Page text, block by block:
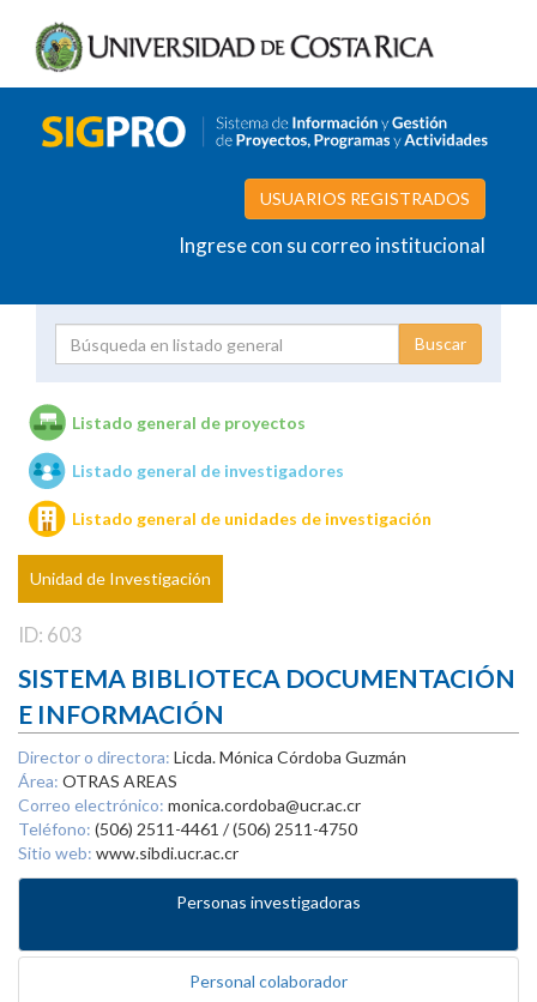
USUARIOS REGISTRADOS
Ingrese con su correo institucional
Unidades de investigación
Listado general de proyectos
Listado general de investigadores
Listado general de unidades de investigación
Unidad de Investigación
ID: 603
SISTEMA BIBLIOTECA DOCUMENTACIÓN
E INFORMACIÓN
Director o directora: Licda. Mónica Córdoba Guzmán
Área: OTRAS AREAS
Correo electrónico: monica.cordoba@ucr.ac.cr
Teléfono: (506) 2511-4461 / (506) 2511-4750
Sitio web: www.sibdi.ucr.ac.cr
Personas investigadoras
Personal colaborador